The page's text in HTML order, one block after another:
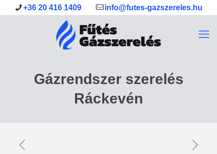
+36 20 416 1409 info@futes-gazszereles.hu
Gázrendszer szerelés
Ráckevén